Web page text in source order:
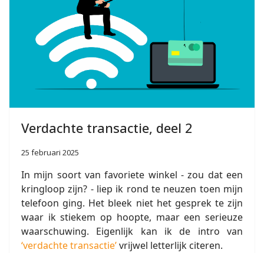
Verdachte transactie, deel 2
25 februari 2025
In mijn soort van favoriete winkel - zou dat een
kringloop zijn? - liep ik rond te neuzen toen mijn
telefoon ging. Het bleek niet het gesprek te zijn
waar ik stiekem op hoopte, maar een serieuze
waarschuwing. Eigenlijk kan ik de intro van
‘verdachte transactie’vrijwel letterlijk citeren.